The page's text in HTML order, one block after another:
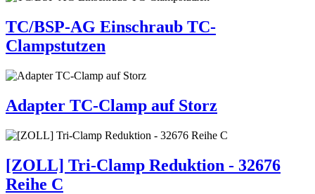
TC/BSP-AG Einschraub TC-
Clampstutzen
Adapter TC-Clamp auf Storz
[ZOLL] Tri-Clamp Reduktion - 32676
Reihe C